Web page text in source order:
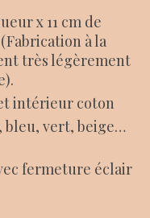
x 11 cm de
à la
très légèrement
intérieur coton
bleu, vert, beige…
fermeture éclair